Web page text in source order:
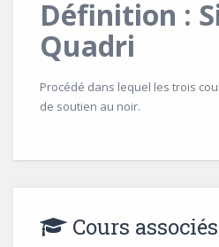
Définition :
Quadri
Procédé dans lequel les trois
de soutien au noir.
Cours associés